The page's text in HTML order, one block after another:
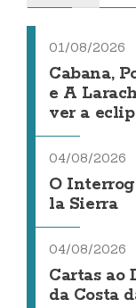
01/08/2026
Cabana,
e A
ver a
04/08/2026
O
la Sierra
04/08/2026
Cartas ao
da Costa